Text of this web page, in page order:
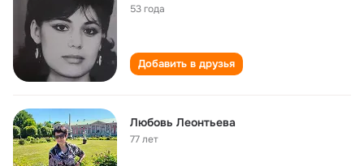
53 года
Добавить в друзья
Любовь Леонтьева
77 лет